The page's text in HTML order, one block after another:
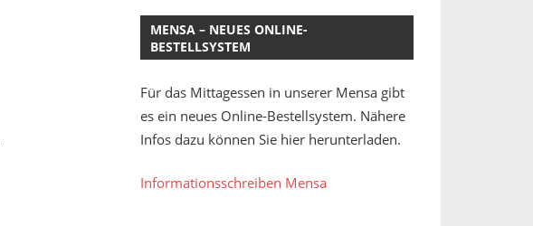
MENSA – NEUES ONLINE-
BESTELLSYSTEM
Für das Mittagessen in unserer Mensa gibt
es ein neues Online-Bestellsystem. Nähere
Infos dazu können Sie hier herunterladen.
Informationsschreiben Mensa